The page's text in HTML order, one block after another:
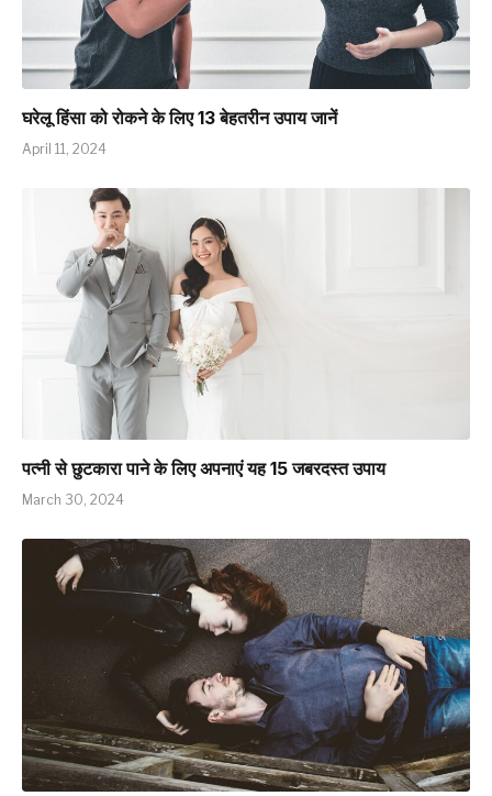
घरेलू हिंसा को रोकने के लिए 13 बेहतरीन उपाय जानें
April 11, 2024
पत्नी से छुटकारा पाने के लिए अपनाएं यह 15 जबरदस्त उपाय
March 30, 2024